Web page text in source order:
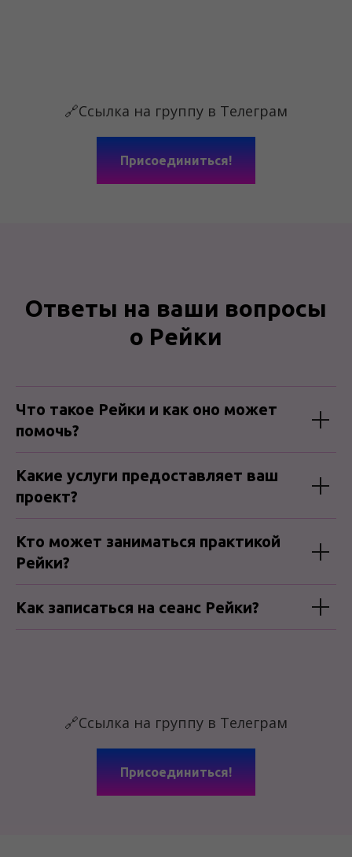
🔗Ссылка на группу в Телеграм
Присоединиться!
Ответы на ваши вопросы
о Рейки
Что такое Рейки и как оно может
помочь?
Какие услуги предоставляет ваш
проект?
Кто может заниматься практикой
Рейки?
Как записаться на сеанс Рейки?
🔗Ссылка на группу в Телеграм
Присоединиться!